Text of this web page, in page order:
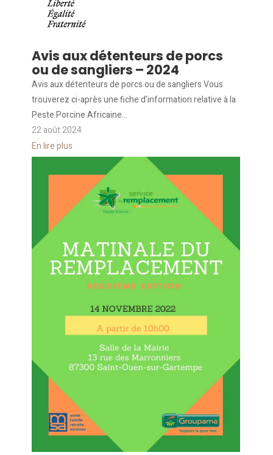
Avis aux détenteurs de porcs
ou de sangliers – 2024
Avis aux détenteurs de porcs ou de sangliers Vous
trouverez ci-après une fiche d’information relative à la
Peste Porcine Africaine...
22 août 2024
En lire plus